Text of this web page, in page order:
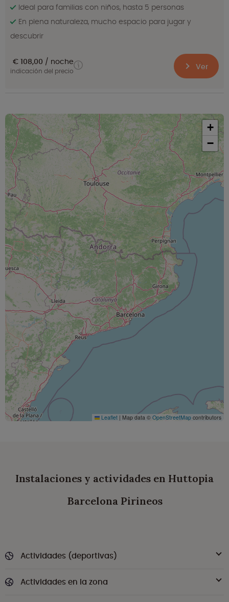
Ideal para familias con niños, hasta 5 personas
En plena naturaleza, mucho espacio para jugar y
descubrir
€ 108,00 noche
indicación del precio Ver
+
−
Leaflet | Map data © OpenStreetMap contributors
Instalaciones y actividades en Huttopia
Barcelona Pirineos
Actividades (deportivas)
Actividades en la zona